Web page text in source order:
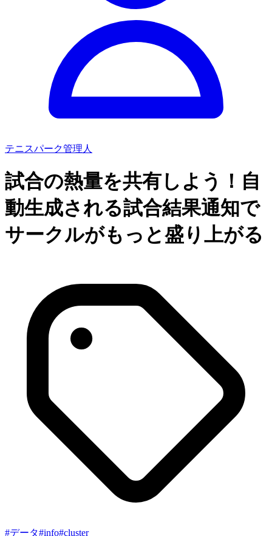
テニスパーク管理人
試合の熱量を共有しよう！自
動生成される試合結果通知で
サークルがもっと盛り上がる
#データ#info#cluster